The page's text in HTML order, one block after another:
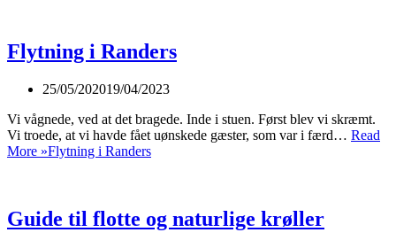
Flytning i Randers
25/05/202019/04/2023
Vi vågnede, ved at det bragede. Inde i stuen. Først blev vi skræmt.
Vi troede, at vi havde fået uønskede gæster, som var i færd… Read
More »Flytning i Randers
Guide til flotte og naturlige krøller